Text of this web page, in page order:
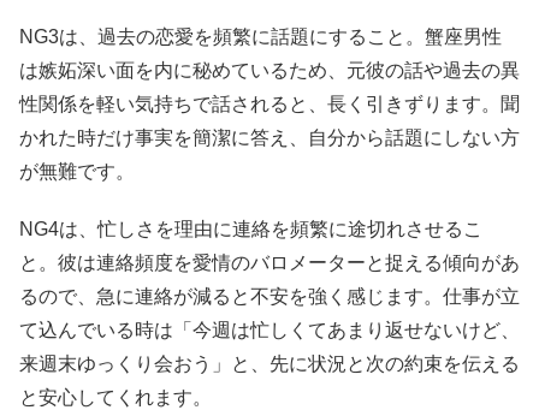
NG3は、過去の恋愛を頻繁に話題にすること。蟹座男性
は嫉妬深い面を内に秘めているため、元彼の話や過去の異
性関係を軽い気持ちで話されると、長く引きずります。聞
かれた時だけ事実を簡潔に答え、自分から話題にしない方
が無難です。
NG4は、忙しさを理由に連絡を頻繁に途切れさせるこ
と。彼は連絡頻度を愛情のバロメーターと捉える傾向があ
るので、急に連絡が減ると不安を強く感じます。仕事が立
て込んでいる時は「今週は忙しくてあまり返せないけど、
来週末ゆっくり会おう」と、先に状況と次の約束を伝える
と安心してくれます。